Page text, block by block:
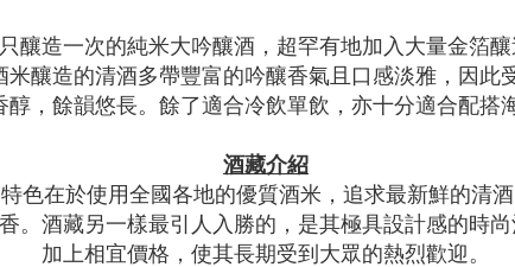
釀造一次的純米大吟釀酒，超罕有地加入大量金箔
釀造的清酒多帶豐富的吟釀香氣且口感淡雅，因
，餘韻悠長。餘了適合冷飲單飲，亦十分適合配搭
酒藏介紹
色在於使用全國各地的優質酒米，追求最新鮮的清
。酒藏另一樣最引人入勝的，是其極具設計感的時
加上相宜價格，使其長期受到大眾的熱烈歡迎。